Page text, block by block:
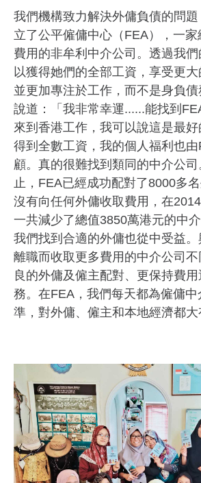
我們機構致力解決外傭負債的問
立了公平僱傭中心（FEA），一
費用的非牟利中介公司。透過我
以獲得她們的全部工資，享受更大
並更加專注於工作，而不是身負
說道：「我非常幸運......能找到
來到香港工作，我可以說這是最
得到全數工資，我的個人福利也
顧。真的很難找到類同的中介公
止，FEA已經成功配對了8000多
沒有向任何外傭收取費用，在
一共減少了總值3850萬港元的中
我們找到合適的外傭也從中受益
離職而收取更多費用的中介公司
良的外傭及僱主配對、更保持費
務。在FEA，我們每天都為僱傭
準，對外傭、僱主和本地經濟都大